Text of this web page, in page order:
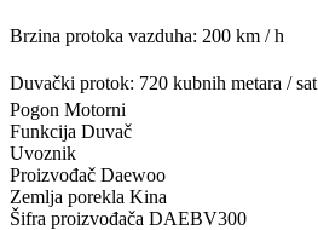
Brzina protoka vazduha: 200 km / h
Duvački protok: 720 kubnih metara / sat
Pogon Motorni
Funkcija Duvač
Uvoznik
Proizvođač Daewoo
Zemlja porekla Kina
Šifra proizvođača DAEBV300